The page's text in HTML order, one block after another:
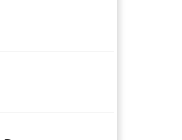
TV
et de la nuit